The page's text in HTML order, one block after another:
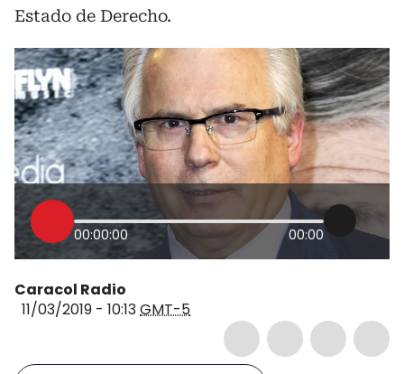
Estado de Derecho.
00:00:00 00:00
Caracol Radio
11/03/2019 - 10:13GMT-5